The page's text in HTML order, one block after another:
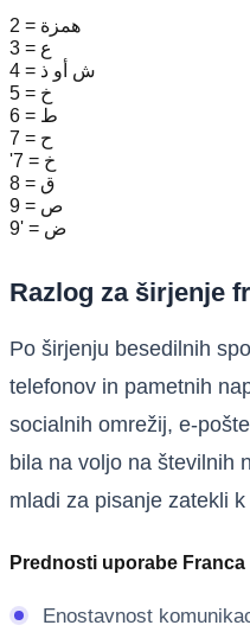
2 = همزة
3 = ع
4 = ش أو ذ
5 = خ
6 = ط
7 = ح
'7 = خ
8 = ق
9 = ص
9' = ض
Razlog za širjenje
Po širjenju besedilnih
telefonov in pametnih
socialnih omrežij, e-
bila na voljo na številnih
mladi za pisanje zatekli
Prednosti uporabe Franca
Enostavnost